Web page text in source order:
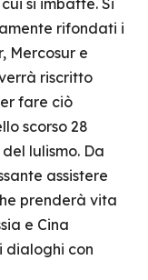
si imbatte. Si
rifondati i
Mercosur e
riscritto
fare ciò
scorso 28
lulismo. Da
assistere
prenderà vita
e Cina
dialoghi con